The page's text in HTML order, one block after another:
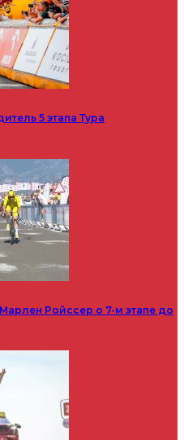
5 этапа Тура
Ройссер о 7-м этапе до